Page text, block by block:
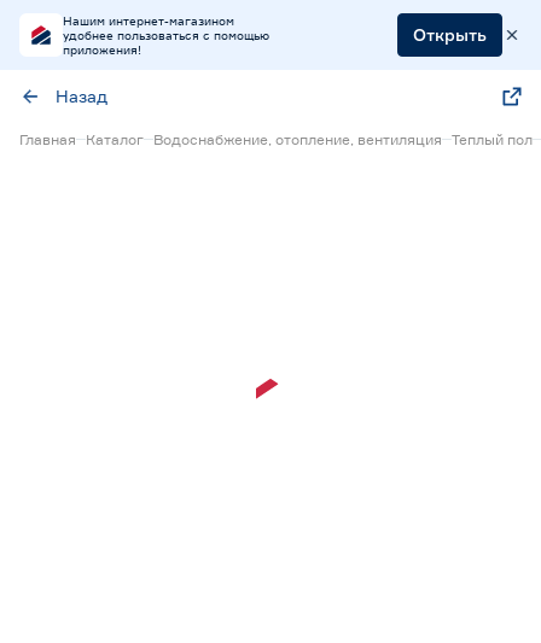
Нашим интернет-магазином
удобнее пользоваться с помощью
приложения!
Открыть
Назад
Главная Каталог Водоснабжение, отопление, вентиляция Теплый пол